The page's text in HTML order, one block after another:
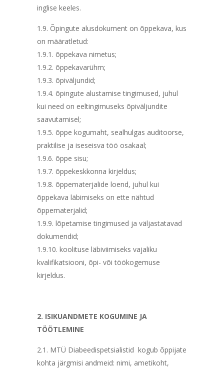
inglise keeles.
1.9. Õpingute alusdokument on õppekava, kus
on määratletud:
1.9.1. õppekava nimetus;
1.9.2. õppekavarühm;
1.9.3. õpiväljundid;
1.9.4. õpingute alustamise tingimused, juhul
kui need on eeltingimuseks õpiväljundite
saavutamisel;
1.9.5. õppe kogumaht, sealhulgas auditoorse,
praktilise ja iseseisva töö osakaal;
1.9.6. õppe sisu;
1.9.7. õppekeskkonna kirjeldus;
1.9.8. õppematerjalide loend, juhul kui
õppekava läbimiseks on ette nähtud
õppematerjalid;
1.9.9. lõpetamise tingimused ja väljastatavad
dokumendid;
1.9.10. koolituse läbiviimiseks vajaliku
kvalifikatsiooni, õpi- või töökogemuse
kirjeldus.
2. ISIKUANDMETE KOGUMINE JA
TÖÖTLEMINE
2.1. MTÜ Diabeedispetsialistid kogub õppijate
kohta järgmisi andmeid: nimi, ametikoht,